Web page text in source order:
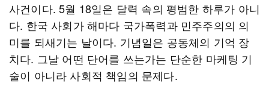
사건이다. 5월 18일은 달력 속의 평범한 하루가 아니
다. 한국 사회가 해마다 국가폭력과 민주주의의 의
미를 되새기는 날이다. 기념일은 공동체의 기억 장
치다. 그날 어떤 단어를 쓰는가는 단순한 마케팅 기
술이 아니라 사회적 책임의 문제다.